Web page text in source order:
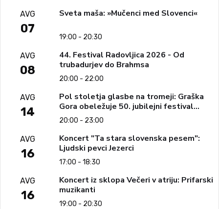
AVG
07
Sveta maša: »Mučenci med Slovenci«
19:00 - 20:30
AVG
08
44. Festival Radovljica 2026 - Od
trubadurjev do Brahmsa
20:00 - 22:00
AVG
14
Pol stoletja glasbe na tromeji: Graška
Gora obeležuje 50. jubilejni festival
narodno-zabavne glasbe
20:00 - 23:00
AVG
16
Koncert "Ta stara slovenska pesem":
Ljudski pevci Jezerci
17:00 - 18:30
AVG
16
Koncert iz sklopa Večeri v atriju: Prifarski
muzikanti
19:00 - 20:30